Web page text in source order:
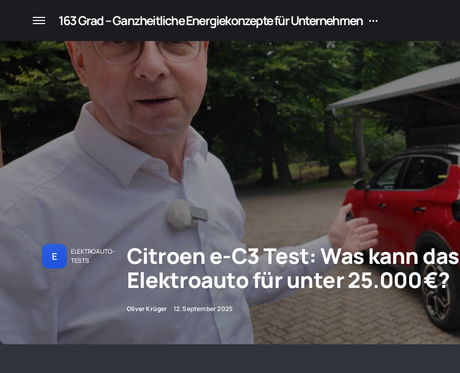
für Unternehmen
163 Grad – Ganzheitliche Energiekonzepte für Unternehmen
E
ELEKTROAUTO-
TESTS
Citroen e-C3 Test: Was kann das
Elektroauto für unter 25.000 €?
Oliver Krüger 12. September 2025